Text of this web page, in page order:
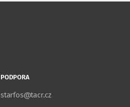
PODPORA
starfos@tacr.cz